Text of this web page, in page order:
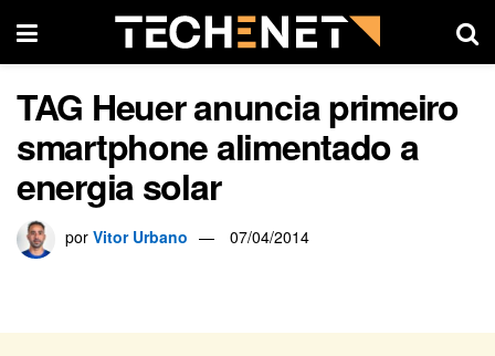
TAG Heuer anuncia primeiro
smartphone alimentado a
energia solar
por Vitor Urbano 07/04/2014